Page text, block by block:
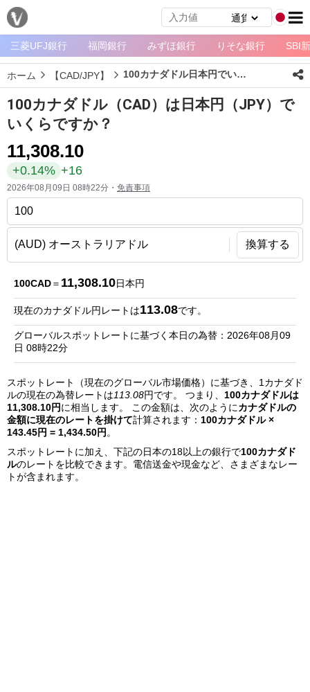
メ
ニ
ュ
ー
ホ
ム
ペ
ー
ジ
通
貨
一
覧
銀
行
リ
ス
ト
三菱UFJ銀行 福岡銀行 みずほ銀行 りそな銀行 SBI
ホーム 【CAD/JPY】 100カナダドル日本円でいくら？
100カナダドル（CAD）は日本円（JPY）で
いくらですか？
11,308.10
+0.14% +16
2026年08月09日 08時22分・ 免責事項
換算する
100CAD＝ 11,308.10日本円
現在のカナダドル円レートは113.08です。
グローバルスポットレートに基づく本日の為替：2026年08月09
日 08時22分
スポットレート（現在のグローバル市場価格）に基づき、1カナダド
ルの現在の為替レートは113.08円です。 つまり、 100カナダドルは
11,308.10円に相当します。 この金額は、次のようにカナダドルの
金額に現在のレートを掛けて計算されます： 100カナダドル ×
143.45円 = 1,434.50円 。
スポットレートに加え、下記の日本の18以上の銀行で100カナダド
ルのレートを比較できます。電信送金や現金など、さまざまなレー
トが含まれます。